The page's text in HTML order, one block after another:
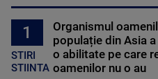
1
STIRI
STIINTA
Organismul
populație din Asia
o abilitate pe care
oamenilor nu o au